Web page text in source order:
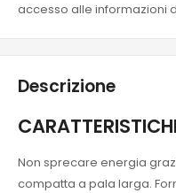
accesso alle informazioni
Descrizione
Non sprecare energia
compatta a pala larga.